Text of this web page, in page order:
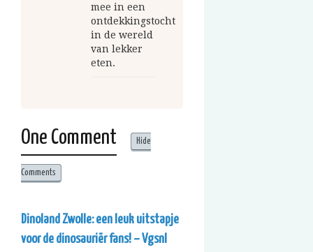
mee in een
ontdekkingstocht
in de wereld
van lekker
eten.
One Comment Hide
Comments
Dinoland Zwolle: een leuk uitstapje
voor de dinosauriër fans! – Vgsnl